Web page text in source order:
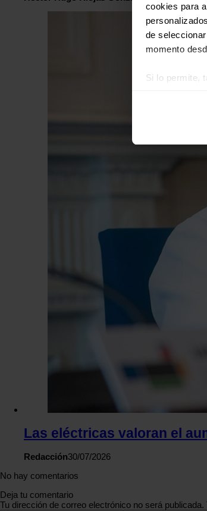
cookies para
de
momento
Si lo permite,
Las cookies
y analizar el
redes
que hayan
Las eléctricas valoran el
Redacción30/07/2026
No hay comentarios
Deja tu comentario
Tu dirección de correo electrónico no será